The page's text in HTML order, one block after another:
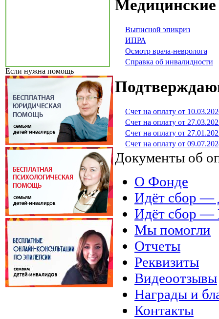
Если нужна помощь
Выписной эпикриз
ИПРА
Осмотр врача-невролога
Справка об инвалидности
Счет на оплату от
Счет на оплату от
Счет на оплату от
Счет на оплату от
Документы об
О Фонде
Идёт сбор
Идёт сбор
Мы помогли
Отчеты
Реквизиты
Видеоотзывы
Награды и
Контакты